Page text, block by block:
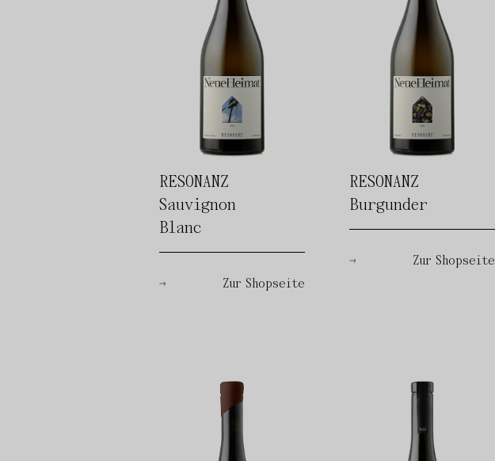
RESONANZ
Sauvignon
Blanc
Zur Shopseite
RESONANZ
Burgunder
Zur Shopseite